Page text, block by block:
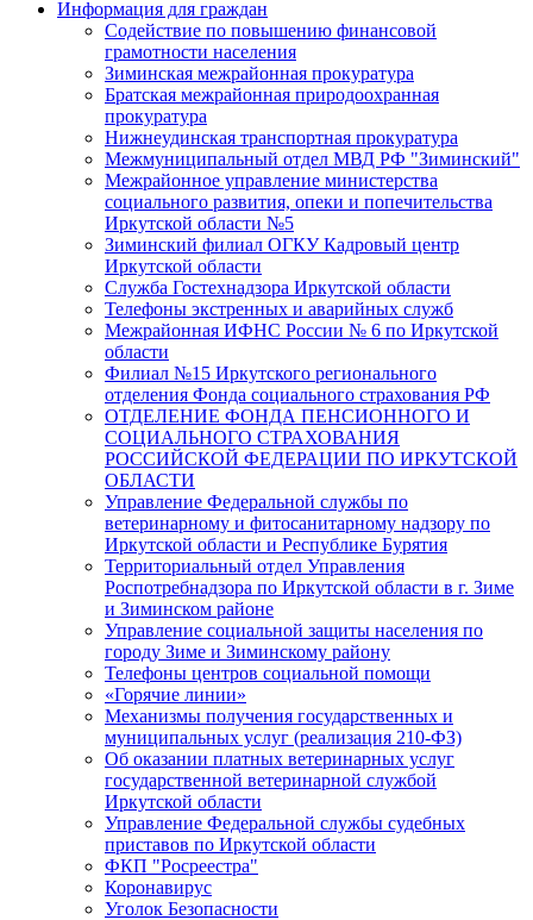
Информация для граждан
Содействие по повышению финансовой
грамотности населения
Зиминская межрайонная прокуратура
Братская межрайонная природоохранная
прокуратура
Нижнеудинская транспортная прокуратура
Межмуниципальный отдел МВД РФ "Зиминский"
Межрайонное управление министерства
социального развития, опеки и попечительства
Иркутской области №5
Зиминский филиал ОГКУ Кадровый центр
Иркутской области
Служба Гостехнадзора Иркутской области
Телефоны экстренных и аварийных служб
Межрайонная ИФНС России № 6 по Иркутской
области
Филиал №15 Иркутского регионального
отделения Фонда социального страхования РФ
ОТДЕЛЕНИЕ ФОНДА ПЕНСИОННОГО И
СОЦИАЛЬНОГО СТРАХОВАНИЯ
РОССИЙСКОЙ ФЕДЕРАЦИИ ПО ИРКУТСКОЙ
ОБЛАСТИ
Управление Федеральной службы по
ветеринарному и фитосанитарному надзору по
Иркутской области и Республике Бурятия
Территориальный отдел Управления
Роспотребнадзора по Иркутской области в г. Зиме
и Зиминском районе
Управление социальной защиты населения по
городу Зиме и Зиминскому району
Телефоны центров социальной помощи
«Горячие линии»
Механизмы получения государственных и
муниципальных услуг (реализация 210-ФЗ)
Об оказании платных ветеринарных услуг
государственной ветеринарной службой
Иркутской области
Управление Федеральной службы судебных
приставов по Иркутской области
ФКП "Росреестра"
Коронавирус
Уголок Безопасности